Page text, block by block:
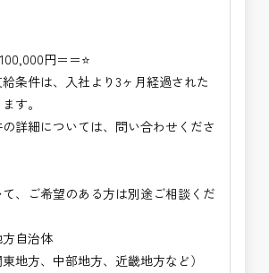
円＝＝⭐
条件は、入社より3ヶ月経過された
す。
詳細については、問い合わせくださ
、ご希望のある方は別途ご相談くだ
自治体
東地方、中部地方、近畿地方など）